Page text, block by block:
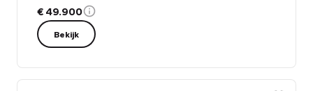
€ 49.900
Bekijk